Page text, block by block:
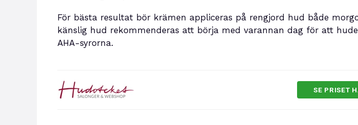
För bästa resultat bör krämen appliceras på rengjord hud både
känslig hud rekommenderas att börja med varannan dag för att
AHA-syrorna.
SE PRISET